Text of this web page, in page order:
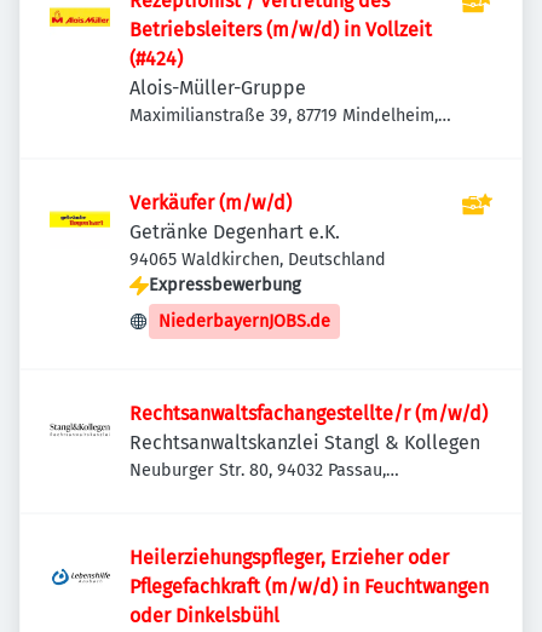
Betriebsleiters (m/w/d) in Vollzeit
(#424)
Alois-Müller-Gruppe
Maximilianstraße 39, 87719 Mindelheim,
Verkäufer (m/w/d)
Getränke Degenhart e.K.
94065 Waldkirchen, Deutschland
Expressbewerbung
NiederbayernJOBS.de
Rechtsanwaltsfachangestellte/r (m/w/d)
Rechtsanwaltskanzlei Stangl & Kollegen
Neuburger Str. 80, 94032 Passau,
Heilerziehungspfleger, Erzieher oder
Pflegefachkraft (m/w/d) in Feuchtwangen
oder Dinkelsbühl